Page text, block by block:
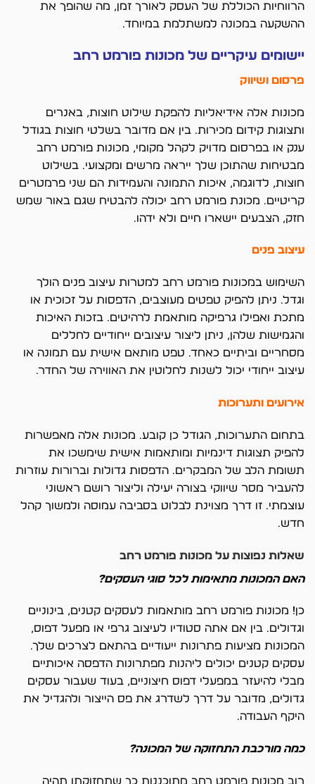
הרווחיות הכוללת של העסק לאורך זמן, מה שהופך את
ההשקעה במכונה למשתלמת במיוחד.
יישומים עיקריים של מכונות פורמט רחב
פרסום ושיווק
מכונות אלה אידיאליות להפקת שילוט חוצות, באנרים
ותצוגות קידום מכירות. בין אם מדובר בשלטי חוצות בגודל
ענק או בפרסום מדויק לקהל מקומי, מכונות פורמט רחב
מבטיחות שהתוכן שלך ייראה מרשים ומקצועי. בשילוט
חוצות, לדוגמה, איכות התמונה והעמידות הם שני פרמטרים
קריטיים. מכונת פורמט רחב יכולה להבטיח שגם באור שמש
חזק, הצבעים יישארו חיים ולא ידהו.
עיצוב פנים
השימוש במכונות פורמט רחב למטרות עיצוב פנים הולך
וגדל. ניתן להפיק טפטים מעוצבים, הדפסות על זכוכית או
מתכת ואפילו גרפיקה מותאמת לרהיטים. בזכות האיכות
והגמישות שלהן, ניתן ליצור עיצובים ייחודיים לחללים
מסחריים וביתיים כאחד. טפט מותאם אישית עם תמונה או
עיצוב ייחודי יכול לשנות לחלוטין את האווירה של החדר.
אירועים ותערוכות
בתחום התערוכות, הגודל כן קובע. מכונות אלה מאפשרות
להפיק תצוגות דינמיות ומותאמות אישית שימשכו את
תשומת הלב של המבקרים. הדפסות גדולות וברורות עוזרות
להעביר מסר שיווקי בצורה יעילה וליצור רושם ראשוני
עוצמתי. זו דרך מצוינת לבלוט בסביבה עמוסה ולמשוך קהל
חדש.
שאלות נפוצות על מכונות פורמט רחב
האם המכונות מתאימות לכל סוגי העסקים?
כן! מכונות פורמט רחב מותאמות לעסקים קטנים, בינוניים
וגדולים. בין אם אתה סטודיו לעיצוב גרפי או מפעל דפוס,
המכונות מציעות פתרונות ייעודיים בהתאם לצרכים שלך.
עסקים קטנים יכולים ליהנות מפתרונות הדפסה איכותיים
מבלי להיעזר במפעלי דפוס חיצוניים, בעוד שעבור עסקים
גדולים, מדובר על דרך לשדרג את פס הייצור ולהגדיל את
היקף העבודה.
כמה מורכבת התחזוקה של המכונה?
רוב מכונות פורמט רחב מתוכננות כך שתחזוקתן תהיה